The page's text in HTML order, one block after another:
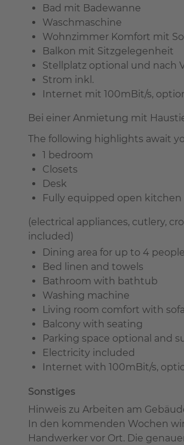
Bad mit Badewanne
Waschmaschine
Wohnzimmer Komfort mit
Balkon mit Sitzgelegenheit
Stellplatz optional und nach
Strom inkl.
Internet mit 100mBit/s,
Bei einer Anmietung mit
The following highlights await
1 bedroom
Closets
Desk
Fully equipped open kitchen
(electrical appliances, cutlery,
included)
Dining area for up to 4 people
Bed linen and towels
Bathroom with bathtub
Washing machine
Living room comfort with
Balcony with seating
Parking space optional and
Electricity included
Internet with 100mBit/s,
Sonstiges
Hinweis zu Arbeiten am
In den kommenden Wochen
Handwerker vor Ort. Die